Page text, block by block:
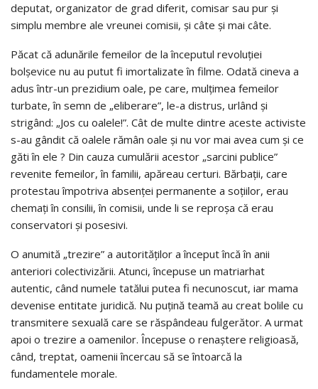
deputat, organizator de grad diferit, comisar sau pur și
simplu membre ale vreunei comisii, și câte și mai câte.
Păcat că adunările femeilor de la începutul revoluției
bolșevice nu au putut fi imortalizate în filme. Odată cineva a
adus într-un prezidium oale, pe care, mulțimea femeilor
turbate, în semn de „eliberare”, le-a distrus, urlând și
strigând: „Jos cu oalele!”. Cât de multe dintre aceste activiste
s-au gândit că oalele rămân oale și nu vor mai avea cum și ce
găti în ele ? Din cauza cumulării acestor „sarcini publice”
revenite femeilor, în familii, apăreau certuri. Bărbații, care
protestau împotriva absenței permanente a soțiilor, erau
chemați în consilii, în comisii, unde li se reproșa că erau
conservatori și posesivi.
O anumită „trezire” a autorităților a început încă în anii
anteriori colectivizării. Atunci, începuse un matriarhat
autentic, când numele tatălui putea fi necunoscut, iar mama
devenise entitate juridică. Nu puțină teamă au creat bolile cu
transmitere sexuală care se răspândeau fulgerător. A urmat
apoi o trezire a oamenilor. Începuse o renaștere religioasă,
când, treptat, oamenii încercau să se întoarcă la
fundamentele morale.